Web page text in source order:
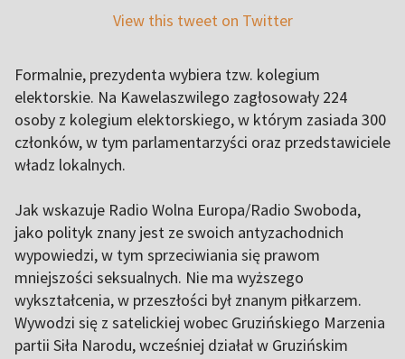
View this tweet on Twitter
Formalnie, prezydenta wybiera tzw. kolegium
elektorskie. Na Kawelaszwilego zagłosowały 224
osoby z kolegium elektorskiego, w którym zasiada 300
członków, w tym parlamentarzyści oraz przedstawiciele
władz lokalnych.
Jak wskazuje Radio Wolna Europa/Radio Swoboda,
jako polityk znany jest ze swoich antyzachodnich
wypowiedzi, w tym sprzeciwiania się prawom
mniejszości seksualnych. Nie ma wyższego
wykształcenia, w przeszłości był znanym piłkarzem.
Wywodzi się z satelickiej wobec Gruzińskiego Marzenia
partii Siła Narodu, wcześniej działał w Gruzińskim